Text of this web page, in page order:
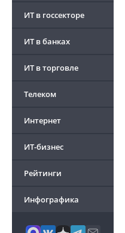
ИТ в госсекторе
ИТ в банках
ИТ в торговле
Телеком
Интернет
ИТ-бизнес
Рейтинги
Инфографика